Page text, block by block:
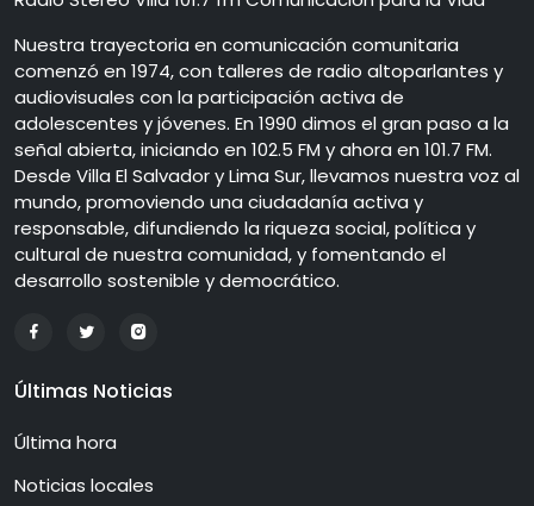
Nuestra trayectoria en comunicación comunitaria
comenzó en 1974, con talleres de radio altoparlantes y
audiovisuales con la participación activa de
adolescentes y jóvenes. En 1990 dimos el gran paso a la
señal abierta, iniciando en 102.5 FM y ahora en 101.7 FM.
Desde Villa El Salvador y Lima Sur, llevamos nuestra voz al
mundo, promoviendo una ciudadanía activa y
responsable, difundiendo la riqueza social, política y
cultural de nuestra comunidad, y fomentando el
desarrollo sostenible y democrático.
Últimas Noticias
Última hora
Noticias locales